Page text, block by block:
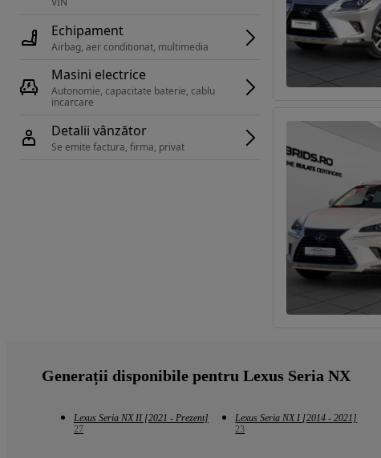
Echipament
Airbag, aer conditionat, multimedia
Masini electrice
Autonomie, capacitate baterie, cablu
Detalii vânzător
Se emite factura, firma, privat
Generații disponibile pentru Lexus Seria NX
Lexus Seria NX II [2021 - Prezent]
27
Lexus Seria NX I [2014 - 2021]
23